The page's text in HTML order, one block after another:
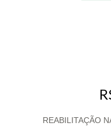
REABILITAÇÃO